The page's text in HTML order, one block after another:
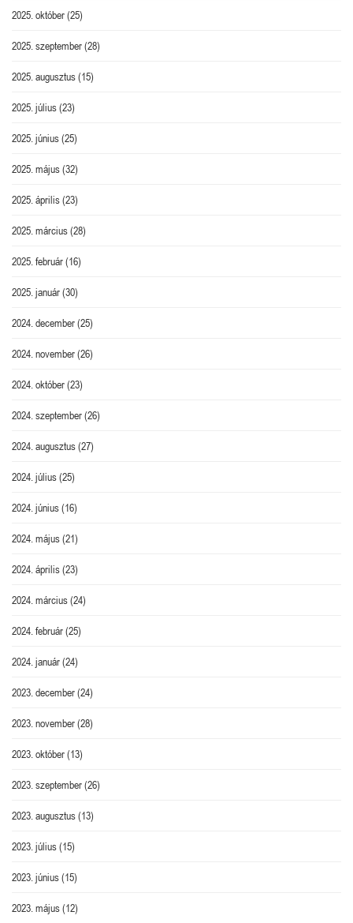
2025. október(25)
2025. szeptember(28)
2025. augusztus(15)
2025. július(23)
2025. június(25)
2025. május(32)
2025. április(23)
2025. március(28)
2025. február(16)
2025. január(30)
2024. december(25)
2024. november(26)
2024. október(23)
2024. szeptember(26)
2024. augusztus(27)
2024. július(25)
2024. június(16)
2024. május(21)
2024. április(23)
2024. március(24)
2024. február(25)
2024. január(24)
2023. december(24)
2023. november(28)
2023. október(13)
2023. szeptember(26)
2023. augusztus(13)
2023. július(15)
2023. június(15)
2023. május(12)